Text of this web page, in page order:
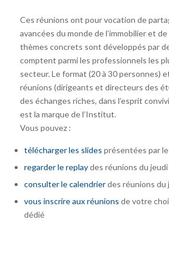
Ces réunions ont pour vocation de
avancées du monde de l’immobilier et
thèmes concrets sont développés par
comptent parmi les professionnels les
secteur. Le format (20 à 30 personnes)
réunions (dirigeants et directeurs des
des échanges riches, dans l’esprit
est la marque de l’Institut.
Vous pouvez :
télécharger les slides présentées par
regarder le replaydes réunions du jeudi
consulter le calendrierdes réunions du
vous inscrire aux réunions de votre
dédié